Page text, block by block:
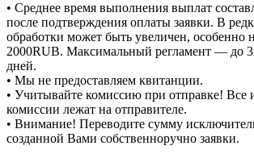
• Среднее время выполнения выплат
после подтверждения оплаты заявки. В
обработки может быть увеличен, особенно
2000RUB. Максимальный регламент — до
дней.
• Мы не предоставляем квитанции.
• Учитывайте комиссию при отправке! Все
комиссии лежат на отправителе.
• Внимание! Переводите сумму
созданной Вами собственноручно заявки.